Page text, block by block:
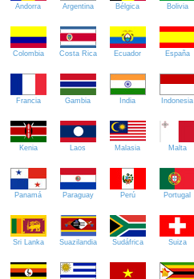
Andorra Argentina Bélgica Bolivia
Colombia Costa Rica Ecuador España
Francia Gambia India Indonesia
Kenia Laos Malasia Malta
Panamá Paraguay Perú Portugal
Sri Lanka Suazilandia Sudáfrica Suiza